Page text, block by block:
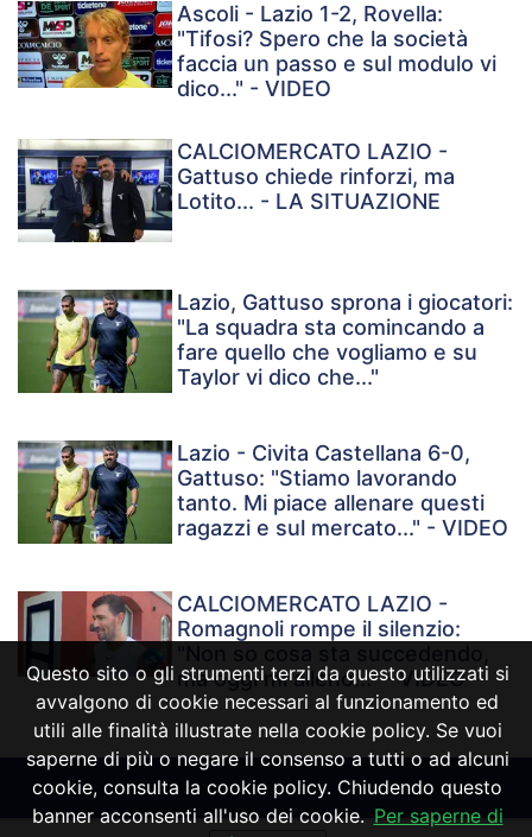
Ascoli - Lazio 1-2, Rovella:
"Tifosi? Spero che la società
faccia un passo e sul modulo vi
dico..." - VIDEO
CALCIOMERCATO LAZIO -
Gattuso chiede rinforzi, ma
Lotito... - LA SITUAZIONE
Lazio, Gattuso sprona i giocatori:
"La squadra sta comincando a
fare quello che vogliamo e su
Taylor vi dico che..."
Lazio - Civita Castellana 6-0,
Gattuso: "Stiamo lavorando
tanto. Mi piace allenare questi
ragazzi e sul mercato..." - VIDEO
CALCIOMERCATO LAZIO -
Romagnoli rompe il silenzio:
ma oggi mi alleno..." - VIDEO
Questo sito o gli strumenti terzi da questo utilizzati si
avvalgono di cookie necessari al funzionamento ed
utili alle finalità illustrate nella cookie policy. Se vuoi
saperne di più o negare il consenso a tutti o ad alcuni
cookie, consulta la cookie policy. Chiudendo questo
banner acconsenti all'uso dei cookie. Per saperne di